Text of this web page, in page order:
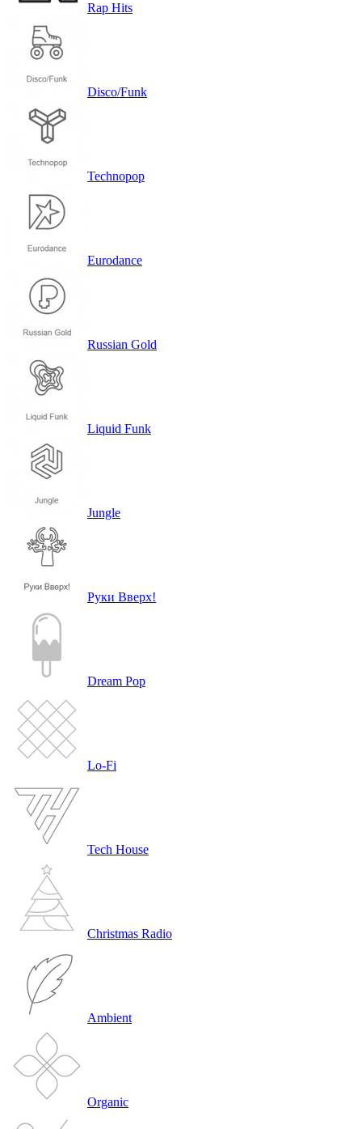
Rap Hits
Disco/Funk
Technopop
Eurodance
Russian Gold
Liquid Funk
Jungle
Руки Вверх!
Dream Pop
Lo-Fi
Tech House
Christmas Radio
Ambient
Organic